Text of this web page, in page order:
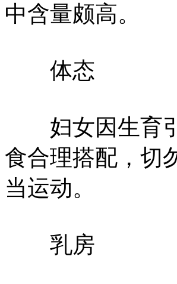
中含量颇高。
体态
妇女因生育引
食合理搭配，切
当运动。
乳房